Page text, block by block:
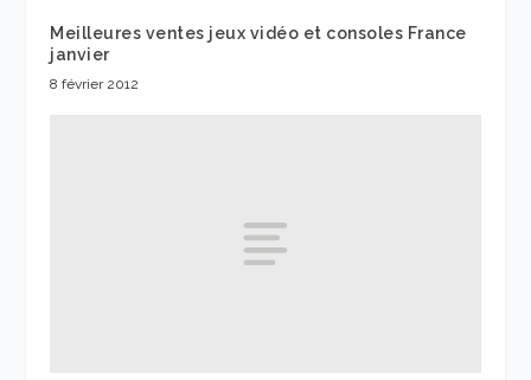
Meilleures ventes jeux vidéo et consoles France
janvier
8 février 2012